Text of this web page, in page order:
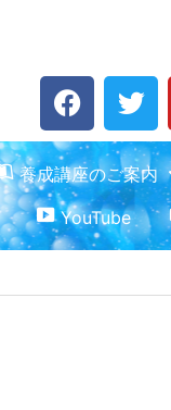
F
a
c
e
b
o
o
T
w
i
t
t
e
r
養成講座のご案内
YouTube